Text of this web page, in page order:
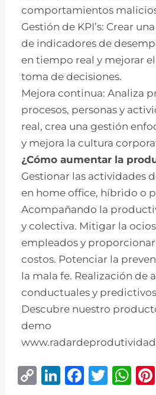
comportamientos
Gestión de KPI’s: Crear
de indicadores de
en tiempo real y mejorar
toma de decisiones.
Mejora continua: Analiza
procesos, personas y
real, crea una gestión
y mejora la cultura
¿Cómo aumentar la
Gestionar las actividades
en home office, híbrido o
Acompañando la
y colectiva. Mitigar la
empleados y
costos. Potenciar la
la mala fe. Realización de
conductuales y
Descubre nuestro
demo
C
Li F
T
W